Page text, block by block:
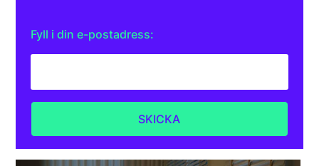
Fyll i din e-postadress: